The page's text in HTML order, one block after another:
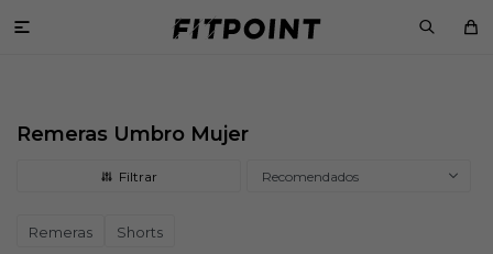

Remeras Umbro Mujer
Recomendados
Remeras Shorts